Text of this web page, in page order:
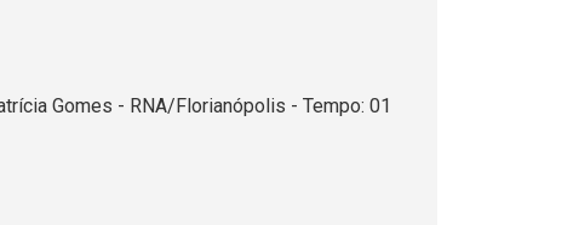
Gomes - RNA/Florianópolis - Tempo: 01